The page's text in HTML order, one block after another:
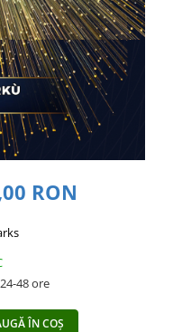
RON
24-48 ore
ÎN COȘ